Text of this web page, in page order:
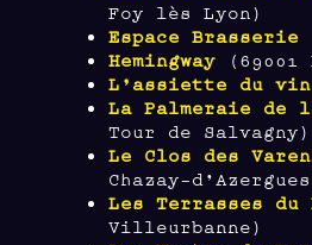
Foy lès Lyon)
Espace Brasserie
Hemingway (69001
L’assiette du vin
LaPalmeraie de
Tour de Salvagny)
Le Clos des
Chazay-
Les Terrasses du
Villeurbanne)